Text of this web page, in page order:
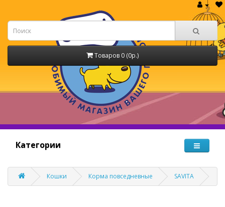
Товаров 0 (0р.)
Категории
Кошки Корма повседневные SAVITA